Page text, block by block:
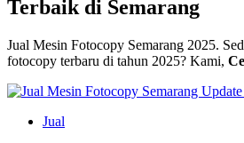
Terbaik di Semarang
Jual Mesin Fotocopy Semarang 2025.
fotocopy terbaru di tahun 2025? Kami,
Jual